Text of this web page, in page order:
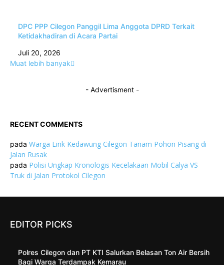
DPC PPP Cilegon Panggil Lima Anggota DPRD Terkait
Ketidakhadiran di Acara Partai
Juli 20, 2026
Muat lebih banyak
- Advertisment -
RECENT COMMENTS
pada Warga Link Kedawung Cilegon Tanam Pohon Pisang di
Jalan Rusak
pada Polisi Ungkap Kronologis Kecelakaan Mobil Calya VS
Truk di Jalan Protokol Cilegon
EDITOR PICKS
Polres Cilegon dan PT KTI Salurkan Belasan Ton Air Bersih
Bagi Warga Terdampak Kemarau